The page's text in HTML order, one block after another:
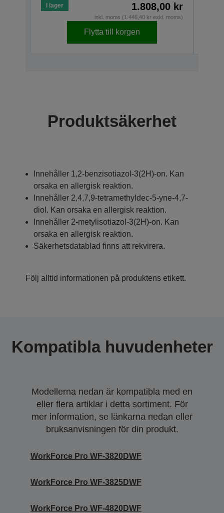
I lager 1.808,00 kr
inkl. moms (1.446,40 kr exkl. moms)
Flytta till korgen
Produktsäkerhet
Innehåller 1,2-benzisotiazol-3(2H)-on. Kan
orsaka en allergisk reaktion.
Innehåller 2,4,7,9-tetramethyldec-5-yne-4,7-
diol. Kan orsaka en allergisk reaktion.
Innehåller 2-metylisotiazol-3(2H)-on. Kan
orsaka en allergisk reaktion.
Säkerhetsdatablad finns att rekvirera.
Följ alltid informationen på produktens etikett.
Kompatibla huvudenheter
Modellerna nedan är kompatibla med en
eller flera artiklar i detta sortiment. För
mer information, se länkarna nedan eller
bruksanvisningen för din produkt.
WorkForce Pro WF-3820DWF
WorkForce Pro WF-3825DWF
WorkForce Pro WF-4820DWF